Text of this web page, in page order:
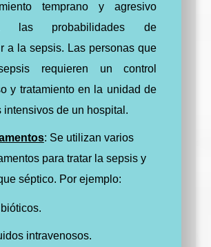
temprano y agresivo
las probabilidades de
a la sepsis. Las personas que
requieren un control
y tratamiento en la unidad de
intensivos de un hospital.
: Se utilizan varios
para tratar la sepsis y
séptico. Por ejemplo:
intravenosos.